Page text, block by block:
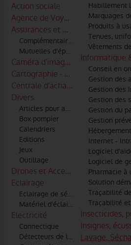
Action sociale
Agence de Voyages
Assurances et mutuelles
Complémentaire retraite
Mutuelles d'épargne
Caméra d'imagerie thermique -
Cartographie - S.I.G
Centrale d'achats et
Divers
Articles pour amicale
Box pompier
Calendriers
Editions
Jeux
Outillage
Drones et Accessoires
Eclairage
Eclairage de sécurité
Matériel d'éclairage
Electricité
Connectique
Détecteurs de lignes haute tension
Habillement
Marquages
Produits à
Tenues,
Vêtements
Informatique
Conseil en
Gestion des
Gestion des
Gestion des
Gestion du
Gestion
Hébergement
Internet -
Logiciel
Logiciel de
Pharmacie
Solution
Traçabilité
Traçabilité
Insecticides,
Insignes,
Lavage,